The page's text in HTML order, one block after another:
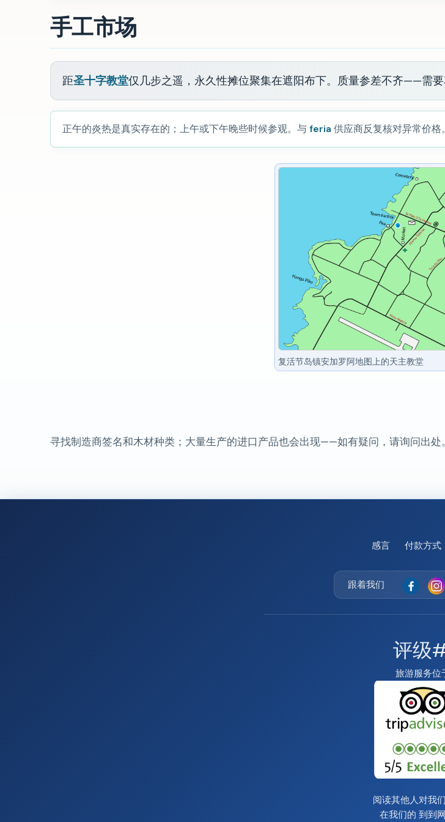
手工市场
距圣十字教堂仅几步之遥，永久性摊位聚集在遮阳布下。质量参差不齐——需要
正午的炎热是真实存在的；上午或下午晚些时候参观。与feria 供应商反复核对异常价格。
复活节岛镇安加罗阿地图上的天主教堂
寻找制造商签名和木材种类；大量生产的进口产品也会出现——如有疑问，请询问出处。
感言 付款方式
跟着我们
评级
旅游服务位
阅读其他人对我
在我们的 到到